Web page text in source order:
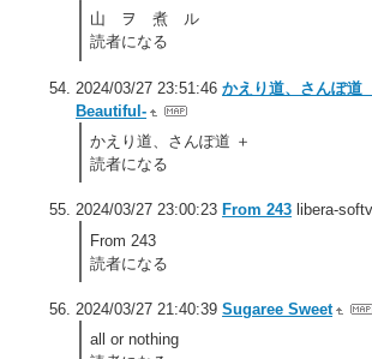
山 ヲ 煮 ル
読者になる
2024/03/27 23:51:46 かえり道、さんぽ
Beautiful-
かえり道、さんぽ道 ＋
読者になる
2024/03/27 23:00:23 From 243 libera-
From 243
読者になる
2024/03/27 21:40:39 Sugaree Sweet
all or nothing